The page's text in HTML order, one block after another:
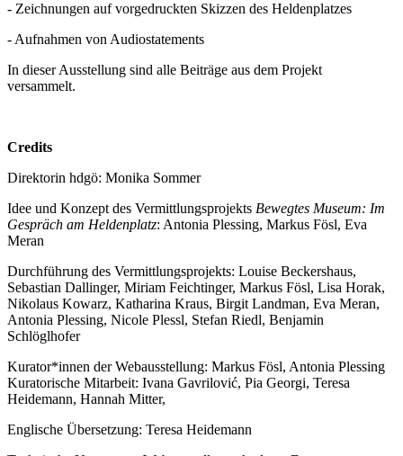
- Zeichnungen auf vorgedruckten Skizzen des Heldenplatzes
- Aufnahmen von Audiostatements
In dieser Ausstellung sind alle Beiträge aus dem Projekt
versammelt.
Credits
Direktorin hdgö: Monika Sommer
Idee und Konzept des Vermittlungsprojekts Bewegtes Museum: Im
Gespräch am Heldenplatz: Antonia Plessing, Markus Fösl, Eva
Meran
Durchführung des Vermittlungsprojekts: Louise Beckershaus,
Sebastian Dallinger, Miriam Feichtinger, Markus Fösl, Lisa Horak,
Nikolaus Kowarz, Katharina Kraus, Birgit Landman, Eva Meran,
Antonia Plessing, Nicole Plessl, Stefan Riedl, Benjamin
Schlöglhofer
Kurator*innen der Webausstellung: Markus Fösl, Antonia Plessing
Kuratorische Mitarbeit: Ivana Gavrilović, Pia Georgi, Teresa
Heidemann, Hannah Mitter,
Englische Übersetzung: Teresa Heidemann